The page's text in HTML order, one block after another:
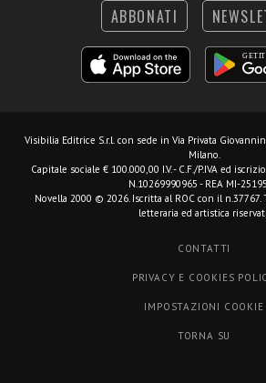
ABBONATI
Visibilia Editrice S.r.l. con sede in Via Privata
Milano.
Capitale sociale € 100.000,00 I.V. - C.F./P.IVA ed
N.10269990965 - REA MI-
Novella 2000 © 2026. Iscritta al ROC con il
letteraria ed artistica riservati.
CONTATTI
PRIVACY E COOKIES
IMPOSTAZIONI COOKIE
TORNA SU